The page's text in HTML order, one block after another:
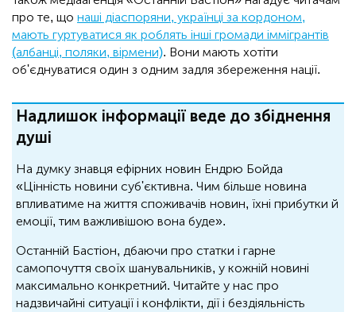
про те, що наші діаспоряни, українці за кордоном,
мають гуртуватися як роблять інші громади іммігрантів
(албанці, поляки, вірмени). Вони мають хотіти
об'єднуватися один з одним задля збереження нації.
Надлишок інформації веде до збіднення
душі
На думку знавця ефірних новин Ендрю Бойда
«Цінність новини суб'єктивна. Чим більше новина
впливатиме на життя споживачів новин, їхні прибутки й
емоції, тим важливішою вона буде».
Останній Бастіон, дбаючи про статки і гарне
самопочуття своїх шанувальників, у кожній новині
максимально конкретний. Читайте у нас про
надзвичайні ситуації і конфлікти, дії і бездіяльність